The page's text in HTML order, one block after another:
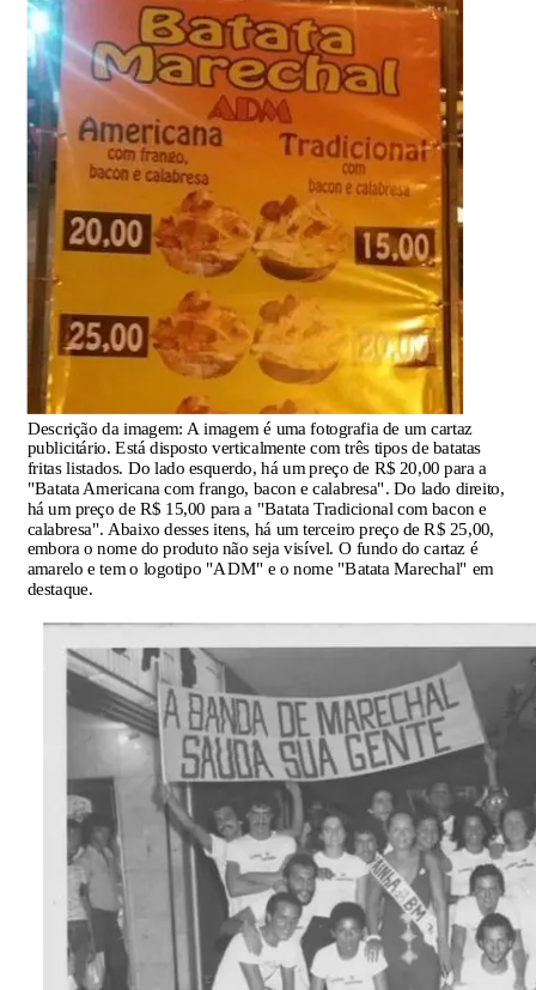
Descrição da imagem: A imagem é uma fotografia de um cartaz
publicitário. Está disposto verticalmente com três tipos de batatas
fritas listados. Do lado esquerdo, há um preço de R$ 20,00 para a
"Batata Americana com frango, bacon e calabresa". Do lado direito,
há um preço de R$ 15,00 para a "Batata Tradicional com bacon e
calabresa". Abaixo desses itens, há um terceiro preço de R$ 25,00,
embora o nome do produto não seja visível. O fundo do cartaz é
amarelo e tem o logotipo "ADM" e o nome "Batata Marechal" em
destaque.